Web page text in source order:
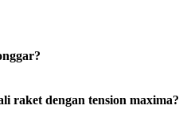
raket dengan tension maxima?